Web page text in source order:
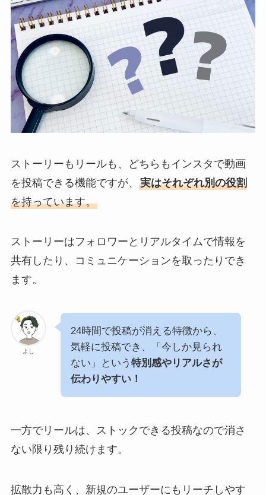
ストーリーもリールも、どちらもインスタで動画
を投稿できる機能ですが、 実はそれぞれ別の役割
を持っています。
ストーリーはフォロワーとリアルタイムで情報を
共有したり、コミュニケーションを取ったりでき
ます。
よし
24時間で投稿が消える特徴から、
気軽に投稿でき、「今しか見られ
ない」という 特別感やリアルさが
伝わりやすい！
一方でリールは、ストックできる投稿なので消さ
ない限り残り続けます。
拡散力も高く、新規のユーザーにもリーチしやす